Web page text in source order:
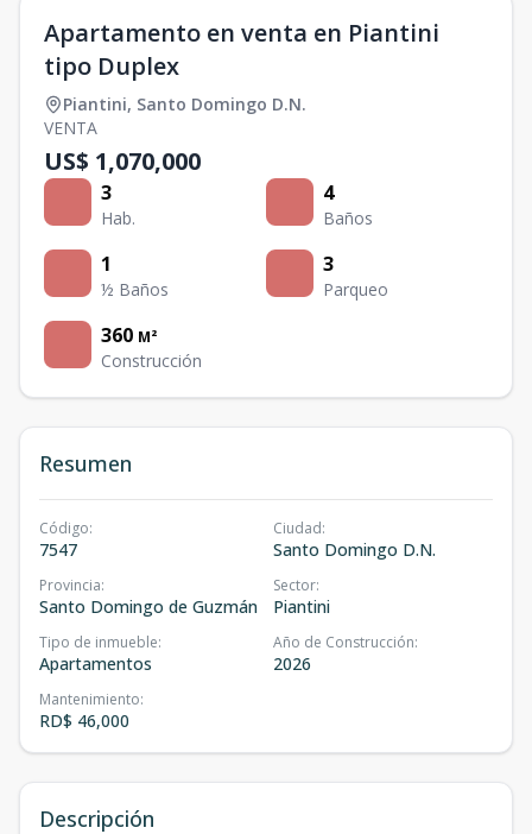
Apartamento en venta en Piantini
tipo Duplex
Piantini, Santo Domingo D.N.
VENTA
US$ 1,070,000
3
Hab.
4
Baños
1
½ Baños
3
Parqueo
360 M²
Construcción
Resumen
Código:
7547
Ciudad:
Santo Domingo D.N.
Provincia:
Santo Domingo de Guzmán
Sector:
Piantini
Tipo de inmueble:
Apartamentos
Año de Construcción:
2026
Mantenimiento:
RD$ 46,000
Descripción